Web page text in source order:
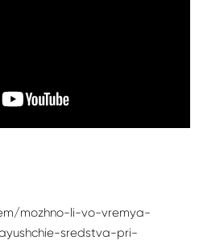
mozhno-li-vo-vremya-
sredstva-pri-